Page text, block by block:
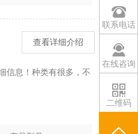
查看详细介绍
信息！种类有很多，不
联系电话
在线咨询
二维码